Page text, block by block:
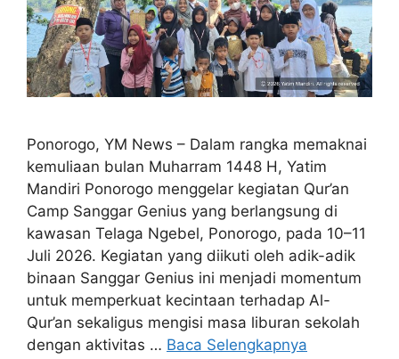
Ponorogo, YM News – Dalam rangka memaknai
kemuliaan bulan Muharram 1448 H, Yatim
Mandiri Ponorogo menggelar kegiatan Qur’an
Camp Sanggar Genius yang berlangsung di
kawasan Telaga Ngebel, Ponorogo, pada 10–11
Juli 2026. Kegiatan yang diikuti oleh adik-adik
binaan Sanggar Genius ini menjadi momentum
untuk memperkuat kecintaan terhadap Al-
Qur’an sekaligus mengisi masa liburan sekolah
dengan aktivitas … Baca Selengkapnya